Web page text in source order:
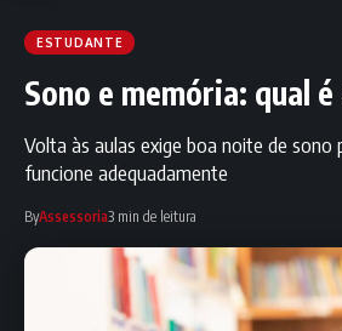
ESTUDANTE
Sono e memória: qual
Volta às aulas exige boa noite de sono
funcione adequadamente
ByAssessoria3 min de leitura